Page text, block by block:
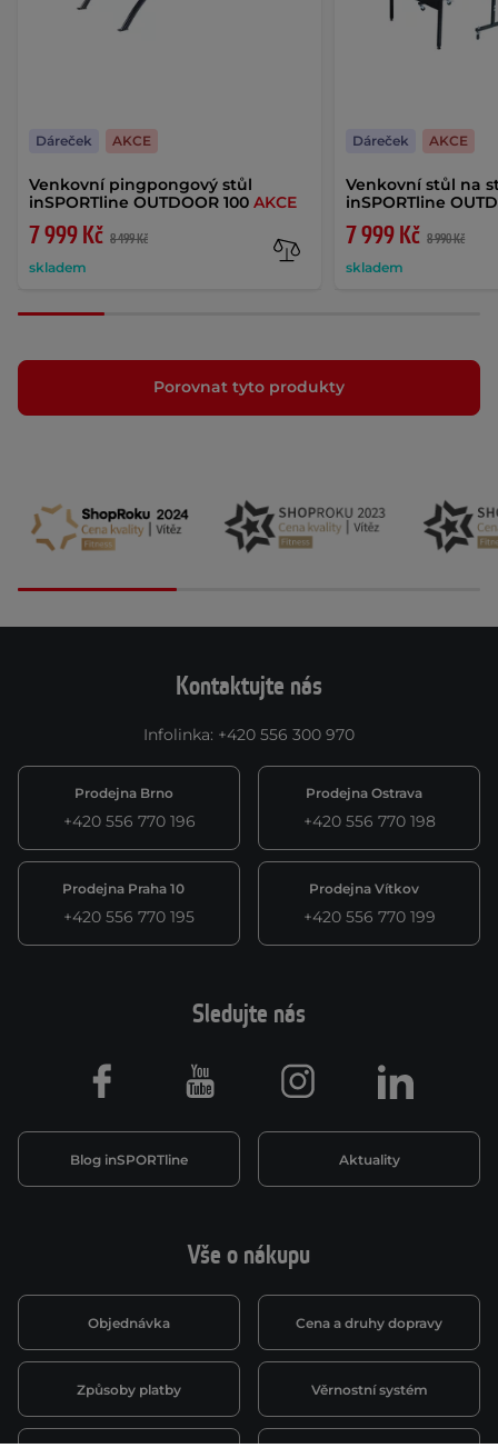
Venkovní pingpongový stůl
inSPORTline OUTDOOR 100 AKCE
7 999 Kč 8 499 Kč
skladem
Dáreček AKCE
Venkovní stůl na
inSPORTline
7 999 Kč 8 990 Kč
skladem
Dáreček AKCE
Porovnat tyto produkty
Kontaktujte nás
Infolinka: +420 556 300 970
Prodejna Brno
+420 556 770 196
Prodejna Ostrava
+420 556 770 198
Prodejna Praha 10
+420 556 770 195
Prodejna Vítkov
+420 556 770 199
Vše o nákupu
Objednávka Cena a druhy dopravy
Způsoby platby Věrnostní systém
Sledujte nás
Blog inSPORTline Aktuality
Facebook Youtube Instagram LinkedIn